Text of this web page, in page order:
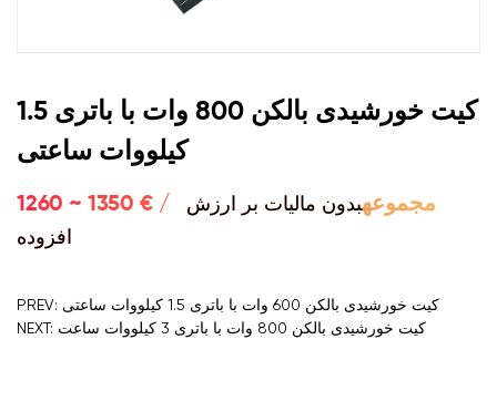
کیت خورشیدی بالکن 800 وات با باتری 1.5
کیلووات ساعتی
1260 ~ 1350 € / مجموعهبدون مالیات بر ارزش
افزوده
PREV: کیت خورشیدی بالکن 600 وات با باتری 1.5 کیلووات ساعتی
NEXT: کیت خورشیدی بالکن 800 وات با باتری 3 کیلووات ساعت